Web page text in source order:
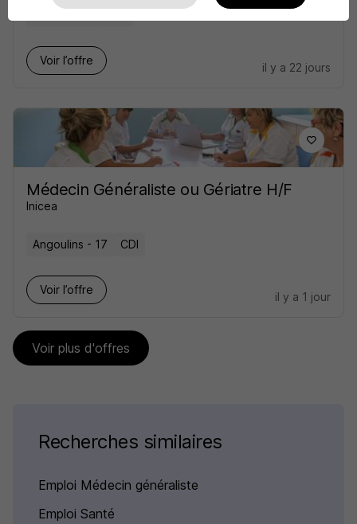
Voir l’offre
il y a 22 jours
Médecin Généraliste ou Gériatre H/F
Inicea
Angoulins - 17 CDI
Voir l’offre
il y a 1 jour
Voir plus d'offres
Recherches similaires
Emploi Médecin généraliste
Emploi Santé